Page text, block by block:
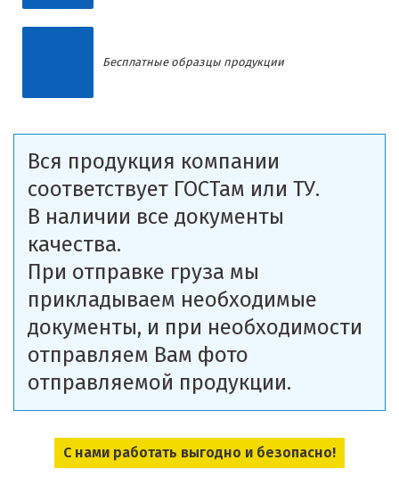
Бесплатные образцы продукции
Вся продукция компании
соответствует ГОСТам или ТУ.
В наличии все документы
качества.
При отправке груза мы
прикладываем необходимые
документы, и при необходимости
отправляем Вам фото
отправляемой продукции.
С нами работать выгодно и безопасно!